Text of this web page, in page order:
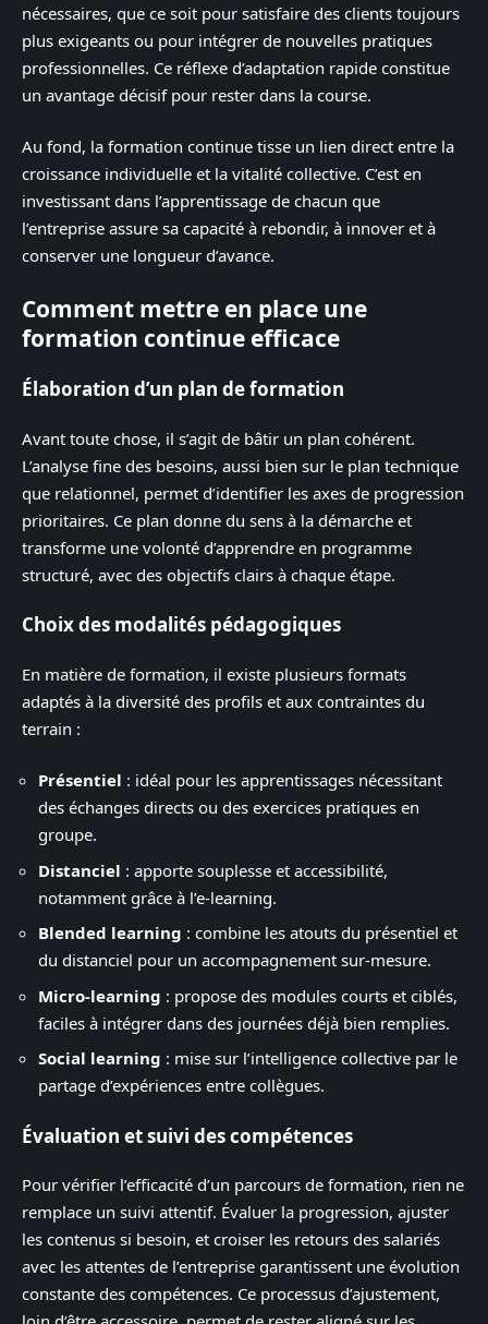
nécessaires, que ce soit pour satisfaire des clients toujours
plus exigeants ou pour intégrer de nouvelles pratiques
professionnelles. Ce réflexe d’adaptation rapide constitue
un avantage décisif pour rester dans la course.
Au fond, la formation continue tisse un lien direct entre la
croissance individuelle et la vitalité collective. C’est en
investissant dans l’apprentissage de chacun que
l’entreprise assure sa capacité à rebondir, à innover et à
conserver une longueur d’avance.
Comment mettre en place une
formation continue efficace
Élaboration d’un plan de formation
Avant toute chose, il s’agit de bâtir un plan cohérent.
L’analyse fine des besoins, aussi bien sur le plan technique
que relationnel, permet d’identifier les axes de progression
prioritaires. Ce plan donne du sens à la démarche et
transforme une volonté d’apprendre en programme
structuré, avec des objectifs clairs à chaque étape.
Choix des modalités pédagogiques
En matière de formation, il existe plusieurs formats
adaptés à la diversité des profils et aux contraintes du
terrain :
Présentiel : idéal pour les apprentissages nécessitant
des échanges directs ou des exercices pratiques en
groupe.
Distanciel : apporte souplesse et accessibilité,
notamment grâce à l’e-learning.
Blended learning : combine les atouts du présentiel et
du distanciel pour un accompagnement sur-mesure.
Micro-learning : propose des modules courts et ciblés,
faciles à intégrer dans des journées déjà bien remplies.
Social learning : mise sur l’intelligence collective par le
partage d’expériences entre collègues.
Évaluation et suivi des compétences
Pour vérifier l’efficacité d’un parcours de formation, rien ne
remplace un suivi attentif. Évaluer la progression, ajuster
les contenus si besoin, et croiser les retours des salariés
avec les attentes de l’entreprise garantissent une évolution
constante des compétences. Ce processus d’ajustement,